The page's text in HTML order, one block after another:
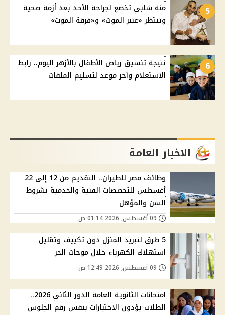
5
منة شلبي تخضع لجراحة الأحد بعد أزمة صحية
وتنتظر «عنبر الموت» و«فرقة الموت»
6
نتيجة تنسيق رياض الأطفال بالأزهر اليوم.. رابط
الاستعلام وآخر موعد لتسليم الملفات
الاخبار العامة
وظائف مصر للطيران.. التقديم من 12 إلى 22
أغسطس للتخصصات الفنية والخدمية بشروط
السن والمؤهل
5 طرق لتبريد المنزل دون تكييف وتقليل
استهلاك الكهرباء خلال موجات الحر
امتحانات الثانوية العامة الدور الثاني 2026..
الطلاب يؤدون الاختبارات بنفس رقم الجلوس